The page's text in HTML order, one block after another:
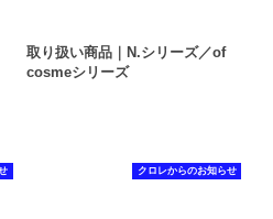
取り扱い商品｜N.シリーズ／of
cosmeシリーズ
クロレからのお知らせ